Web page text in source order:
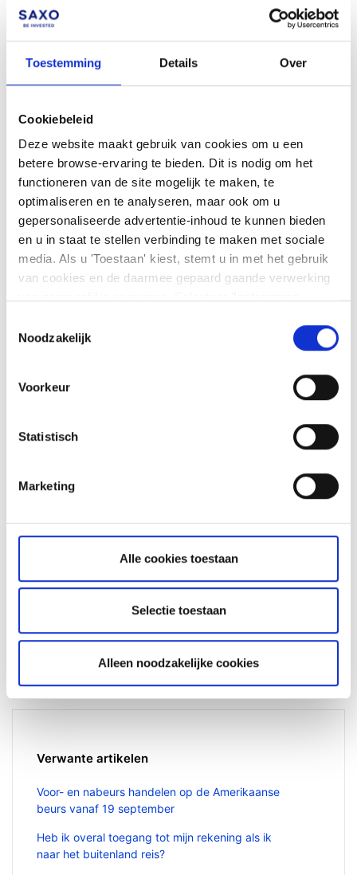
Toestemming Details Over
Cookiebeleid
Deze website maakt gebruik van cookies om u een
betere browse-ervaring te bieden. Dit is nodig om het
functioneren van de site mogelijk te maken, te
optimaliseren en te analyseren, maar ook om u
gepersonaliseerde advertentie-inhoud te kunnen bieden
en u in staat te stellen verbinding te maken met sociale
media. Als u 'Toestaan' kiest, stemt u in met het gebruik
van cookies en de daarmee gepaard gaande verwerking
kunt te allen tijde uw voorkeuren wijzigen of uw
instemming intrekken op de pagina met cookiebeleid. U
ons privacybeleid
hierbekijken
Noodzakelijk
Voorkeur
Statistisch
Marketing
Alle cookies toestaan
Selectie toestaan
Alleen noodzakelijke cookies
Houd er rekening mee dat de handelstijden worden
weergegeven in de lokale tijd van de betreffende beurs.
Nog geen klant?
meer over onze investeringsplatforms,
producten en toonaangevende prijzen.
Verwante artikelen
Voor- en nabeurs handelen op de Amerikaanse
beurs vanaf 19 september
Heb ik overal toegang tot mijn rekening als ik
naar het buitenland reis?